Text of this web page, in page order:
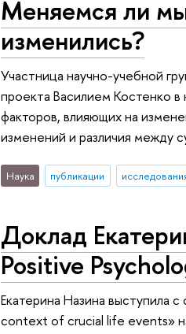
Меняемся ли
изменились?
Участница научно-учебной
проекта Василием Костенко в
факторов, влияющих на
изменений и различия между
Наука публикации
Доклад
Positive
Екатерина Назина выступила
context of crucial life events»